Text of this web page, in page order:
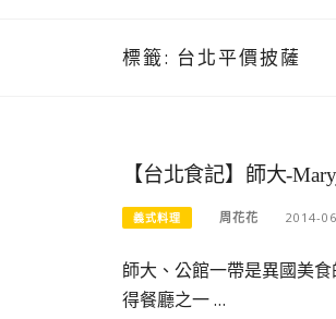
標籤: 台北平價披薩
【台北食記】師大-
義式料理 周花花 2014-
師大、公館一帶是異國美
得餐廳之一 …